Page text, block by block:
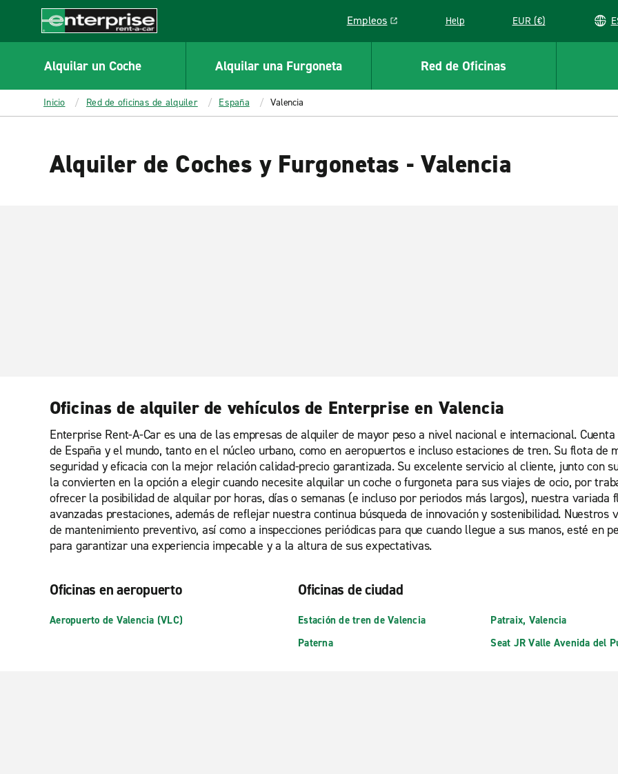
CONTENT
Enterprise
Empleos
Link opens in a new window
Help EUR (€)
Alquilar un Coche Alquilar una Furgoneta Red de Oficinas
Inicio Red de oficinas de alquiler España Valencia
Alquiler de Coches y Furgonetas - Valencia
Oficinas de alquiler de vehículos de Enterprise en Valencia
Enterprise Rent-A-Car es una de las empresas de alquiler de mayor peso a nivel nacional e internacional.
de España y el mundo, tanto en el núcleo urbano, como en aeropuertos e incluso estaciones de tren. Su flota de
seguridad y eficacia con la mejor relación calidad-precio garantizada. Su excelente servicio al cliente, junto con
la convierten en la opción a elegir cuando necesite alquilar un coche o furgoneta para sus viajes de ocio, por
ofrecer la posibilidad de alquilar por horas, días o semanas (e incluso por periodos más largos), nuestra variada
avanzadas prestaciones, además de reflejar nuestra continua búsqueda de innovación y sostenibilidad.
de mantenimiento preventivo, así como a inspecciones periódicas para que cuando llegue a sus manos, esté en
para garantizar una experiencia impecable y a la altura de sus expectativas.
Oficinas en aeropuerto
Aeropuerto de Valencia (VLC)
Oficinas de ciudad
Estación de tren de Valencia
Paterna
Patraix, Valencia
Seat JR Valle Avenida del